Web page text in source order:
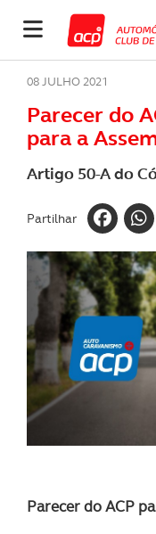
08 JULHO 2021
Parecer do
para a
Artigo 50-A do
Partilhar
Parecer do ACP